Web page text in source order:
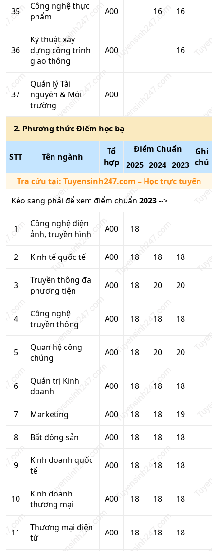
35
Công nghệ thực
phẩm
A00 16 16
36
Kỹ thuật xây
dựng công trình
giao thông
A00 16
37
Quản lý Tài
nguyên & Môi
trường
A00
2. Phương thứcĐiểm học bạ
STT Tên ngành
Tổ
hợp
Điểm Chuẩn
Ghi
chú
2025 2024 2023
Tra cứu tại: Tuyensinh247.com – Học trực tuyến
Kéo sang phải để xem điểm chuẩn 2023-->
1
Công nghệ điện
ảnh, truyền hình
A00 18
2 Kinh tế quốc tế A00 18 18 18
3
Truyền thông đa
phương tiện
A00 18 20 20
4
Công nghệ
truyền thông
A00 18 18 18
5
Quan hệ công
chúng
A00 18 20 20
6
Quản trị Kinh
doanh
A00 18 18 18
7 Marketing A00 18 18 19
8 Bất động sản A00 18 18 18
9
Kinh doanh quốc
tế
A00 18 18 18
10
Kinh doanh
thương mại
A00 18 18 18
11
Thương mại điện
tử
A00 18 18 18